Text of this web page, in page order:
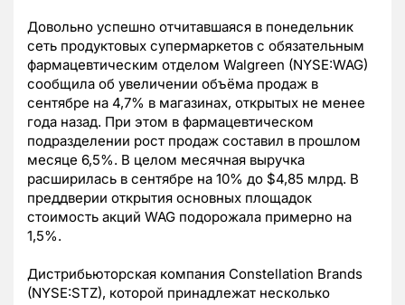
Довольно успешно отчитавшаяся в понедельник
сеть продуктовых супермаркетов с обязательным
фармацевтическим отделом Walgreen (NYSE:WAG)
сообщила об увеличении объёма продаж в
сентябре на 4,7% в магазинах, открытых не менее
года назад. При этом в фармацевтическом
подразделении рост продаж составил в прошлом
месяце 6,5%. В целом месячная выручка
расширилась в сентябре на 10% до $4,85 млрд. В
преддверии открытия основных площадок
стоимость акций WAG подорожала примерно на
1,5%.
Дистрибьюторская компания Constellation Brands
(NYSE:STZ), которой принадлежат несколько